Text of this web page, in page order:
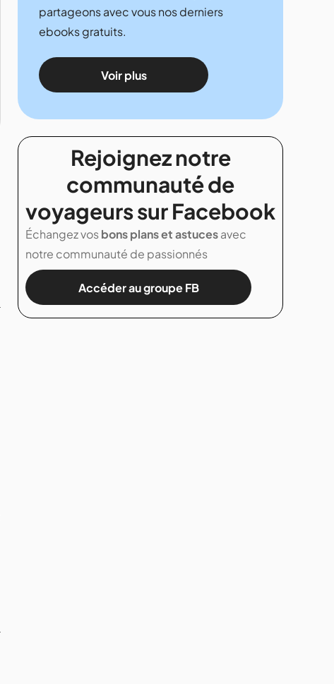
partageons avec vous nos derniers
ebooks gratuits.
Voir plus
Rejoignez notre
communauté de
voyageurs sur Facebook
Échangez vosbons plans et astucesavec
notre communauté de passionnés
Accéder au groupe FB